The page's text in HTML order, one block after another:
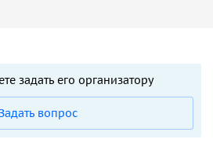
задать его организатору
вопрос